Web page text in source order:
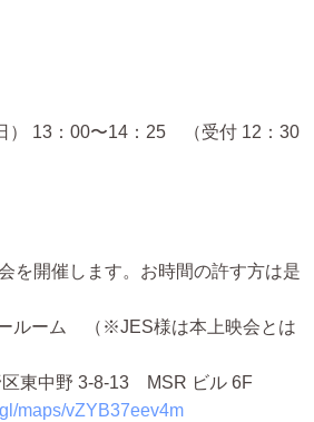
） 13：00〜14：25 （受付 12：30
を開催します。お時間の許す方は是
ルーム （※JES様は本上映会とは
東中野 3-8-13 MSR ビル 6F
maps/vZYB37eev4m